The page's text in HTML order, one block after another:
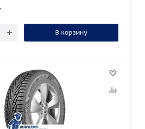
В корзину